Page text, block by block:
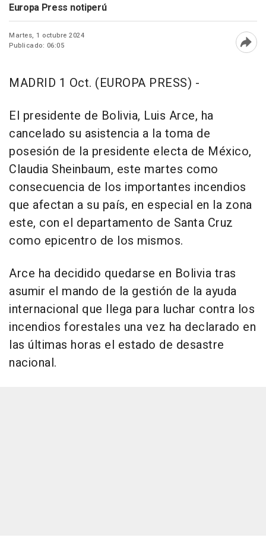
Europa Press notiperú
Martes, 1 octubre 2024
Publicado: 06:05
MADRID 1 Oct. (EUROPA PRESS) -
El presidente de Bolivia, Luis Arce, ha
cancelado su asistencia a la toma de
posesión de la presidente electa de México,
Claudia Sheinbaum, este martes como
consecuencia de los importantes incendios
que afectan a su país, en especial en la zona
este, con el departamento de Santa Cruz
como epicentro de los mismos.
Arce ha decidido quedarse en Bolivia tras
asumir el mando de la gestión de la ayuda
internacional que llega para luchar contra los
incendios forestales una vez ha declarado en
las últimas horas el estado de desastre
nacional.